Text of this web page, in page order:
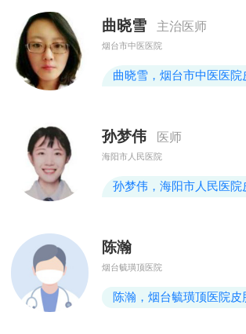
曲晓雪 主治医师
烟台市中医医院
曲晓雪，烟台市中医医院
大学皮肤美容专业，毕业
工作至今。2012年先后于
科医院激光美容中心和皮
孙梦伟 医师
海阳市人民医院
孙梦伟，海阳市人民医院
疗。
陈瀚
烟台毓璜顶医院
陈瀚，烟台毓璜顶医院皮